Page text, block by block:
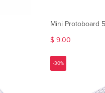
Mini Protoboard
$ 9.00
-30%